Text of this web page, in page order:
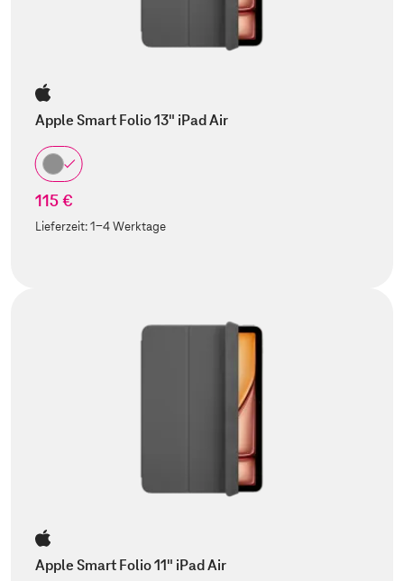
Apple Smart Folio 13" iPad Air
115 €
Lieferzeit:1-4 Werktage
Apple Smart Folio 11" iPad Air